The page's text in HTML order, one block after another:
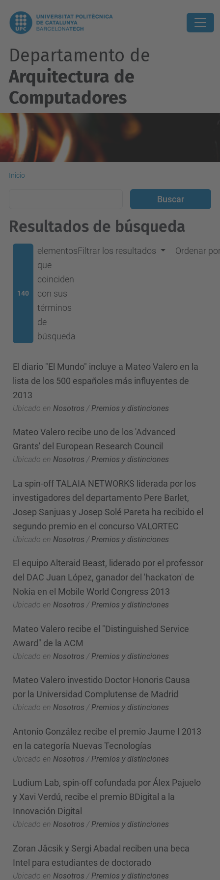
Departamento de
Arquitectura de
Computadores
Inicio
Resultados de búsqueda
140
elementos
que
coinciden
con sus
términos
de
búsqueda
Filtrar los resultados Ordenar
El diario "El Mundo" incluye a Mateo Valero en la
lista de los 500 españoles más influyentes de
2013
Ubicado en Nosotros / Premios y distinciones
Mateo Valero recibe uno de los 'Advanced
Grants' del European Research Council
Ubicado en Nosotros /Premios y distinciones
La spin-off TALAIA NETWORKS liderada por los
investigadores del departamento Pere Barlet,
Josep Sanjuas y Josep Solé Pareta ha recibido el
segundo premio en el concurso VALORTEC
Ubicado en Nosotros / Premios y distinciones
El equipo Alteraid Beast, liderado por el professor
del DAC Juan López, ganador del 'hackaton' de
Nokia en el Mobile World Congress 2013
Ubicado en Nosotros /Premios y distinciones
Mateo Valero recibe el "Distinguished Service
Award" de la ACM
Ubicado en Nosotros / Premios y distinciones
Mateo Valero investido Doctor Honoris Causa
por la Universidad Complutense de Madrid
Ubicado en Nosotros /Premios y distinciones
Antonio González recibe el premio Jaume I 2013
en la categoría Nuevas Tecnologías
Ubicado en Nosotros / Premios y distinciones
Ludium Lab, spin-off cofundada por Álex Pajuelo
y Xavi Verdú, recibe el premio BDigital a la
Innovación Digital
Ubicado en Nosotros /Premios y distinciones
Zoran Jâcsik y Sergi Abadal reciben una beca
Intel para estudiantes de doctorado
Ubicado en Nosotros / Premios y distinciones